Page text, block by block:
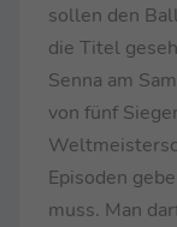
sollen den
die Titel
Senna am
von fünf
Episoden
muss. Man